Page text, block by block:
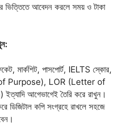
ভিত্তিতে আবেদন করলে সময় ও টাকা
মার্কশিট, পাসপোর্ট, IELTS স্কোর,
Purpose), LOR (Letter of
আগেভাগেই তৈরি করে রাখুন।
ডিজিটাল কপি সংগ্রহে রাখলে সহজে